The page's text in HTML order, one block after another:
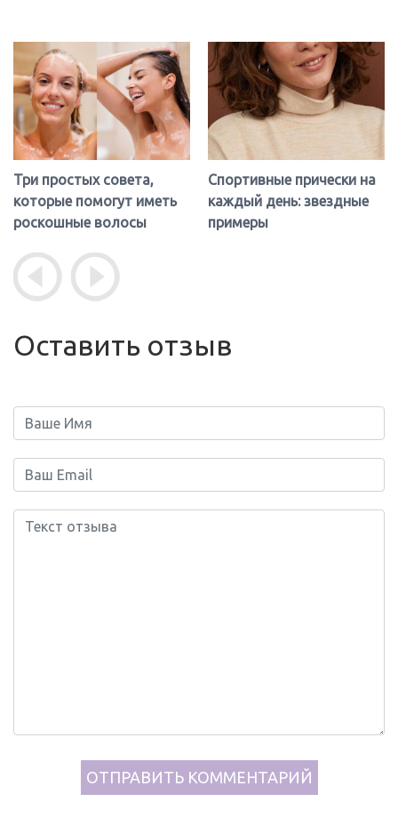
Спортивные прически на
каждый день: звездные
примеры
Как избавиться от
седины на волосах?
Оставить отзыв